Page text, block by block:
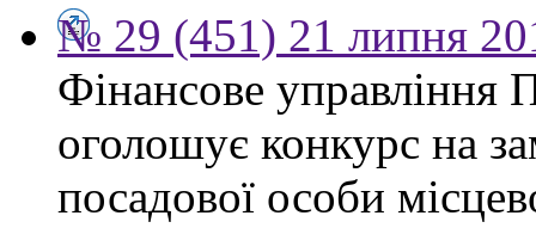
№ 29 (451) 21 липня
Фінансове управління
оголошує конкурс на
посадової особи